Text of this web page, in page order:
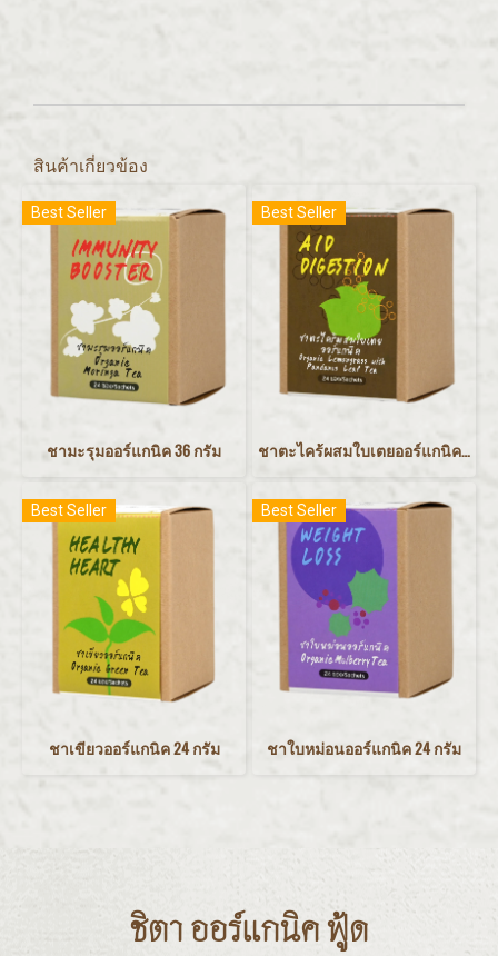
สินค้าเกี่ยวข้อง
Best Seller
ชามะรุมออร์แกนิค 36 กรัม
Best Seller
ชาตะไคร้ผสมใบเตยออร์แกนิค 24 กรัม
Best Seller
ชาเขียวออร์แกนิค 24 กรัม
Best Seller
ชาใบหม่อนออร์แกนิค 24 กรัม
ชิตา ออร์แกนิค ฟู้ด